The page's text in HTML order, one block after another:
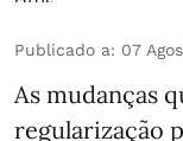
Publicado a: 07
As mudanças
regularização